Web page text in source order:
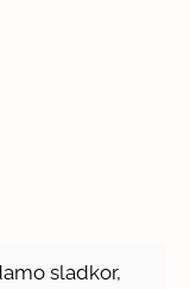
sladkor,